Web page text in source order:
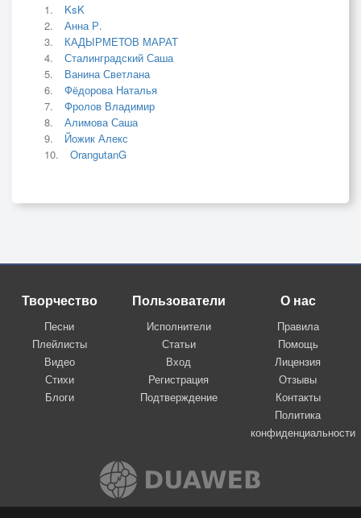
KsK
Анна Р.
КАДЫРМЕТОВ МАРАТ
Сталинградский Саша
Ванина Светлана
Фёдорова Наталья
Фролов Владимир
Алимова Саша
Йожик Алекс
OrangutanG
Творчество
Песни
Плейлисты
Видео
Стихи
Блоги
Пользователи
Исполнители
Статьи
Вход
Регистрация
Подтверждение
О нас
Правила
Помощь
Лицензия
Отзывы
Контакты
Политика
конфиденциальности